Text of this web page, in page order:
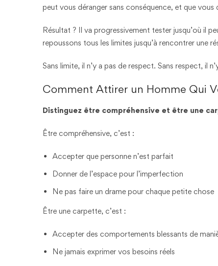
peut vous déranger sans conséquence, et que
Résultat ? Il va progressivement tester jusqu’où il
repoussons tous les limites jusqu’à rencontrer une
Sans limite, il n’y a pas de respect. Sans respect, il
Comment Attirer un Homme Qui
Distinguez être compréhensive et être une
Être compréhensive, c’est :
Accepter que personne n’est parfait
Donner de l’espace pour l’imperfection
Ne pas faire un drame pour chaque petite chose
Être une carpette, c’est :
Accepter des comportements blessants de
Ne jamais exprimer vos besoins réels